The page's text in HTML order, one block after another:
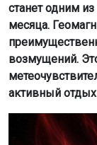
станет одним
месяца.
возмущений.
активный